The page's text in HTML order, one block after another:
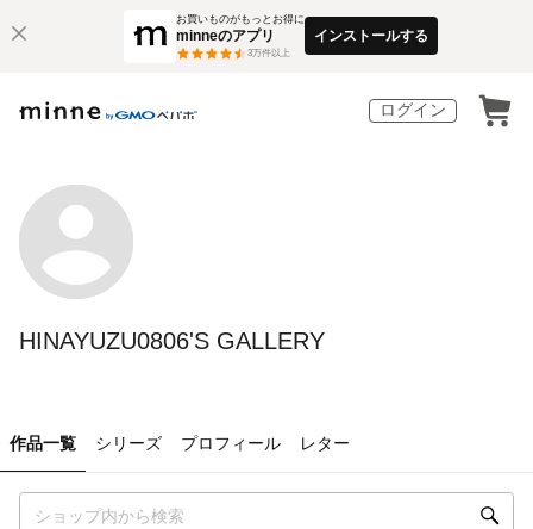
お買いものがもっとお得に
minneのアプリ
3万件以上
インストールする
ログイン
HINAYUZU0806'S GALLERY
作品一覧 シリーズ プロフィール レター